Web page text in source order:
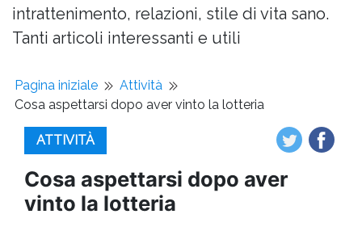
intrattenimento, relazioni, stile di vita sano.
Tanti articoli interessanti e utili
Pagina iniziale
Attività
Cosa aspettarsi dopo aver vinto la lotteria
ATTIVITÀ
Cosa aspettarsi dopo aver
vinto la lotteria